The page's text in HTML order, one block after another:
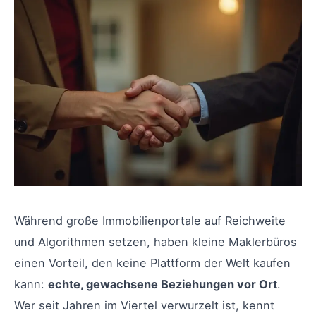
Während große Immobilienportale auf Reichweite
und Algorithmen setzen, haben kleine Maklerbüros
einen Vorteil, den keine Plattform der Welt kaufen
kann: echte, gewachsene Beziehungen vor Ort.
Wer seit Jahren im Viertel verwurzelt ist, kennt